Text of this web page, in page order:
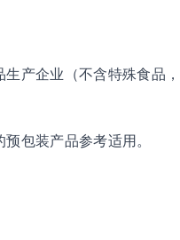
产企业（不含特殊食品
包装产品参考适用。